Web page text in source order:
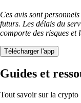
Ces avis sont
futurs. Les délais du
comporte des risques et
Télécharger l'app
Guides et
Tout savoir sur la crypto